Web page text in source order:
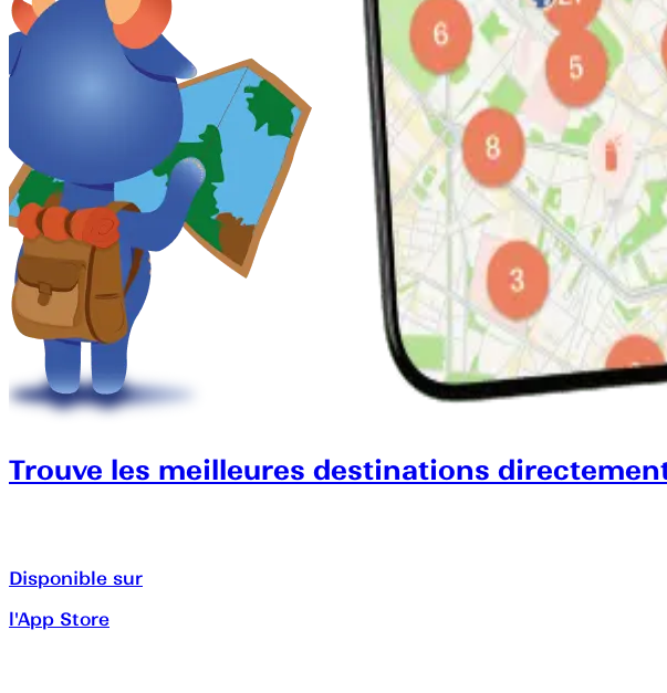
Trouve les meilleures destinations
Disponible sur
l'App Store